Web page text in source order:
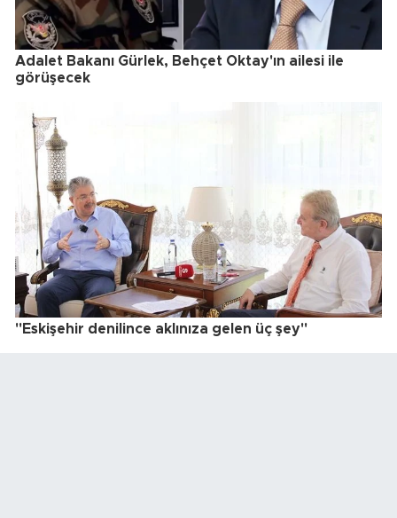
Adalet Bakanı Gürlek, Behçet Oktay'ın ailesi ile
görüşecek
"Eskişehir denilince aklınıza gelen üç şey"